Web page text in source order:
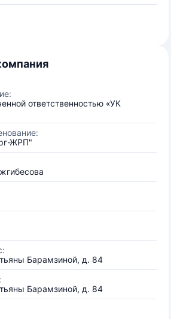
ответственностью «УК
ЖРП"
Барамзиной, д. 84
Барамзиной, д. 84